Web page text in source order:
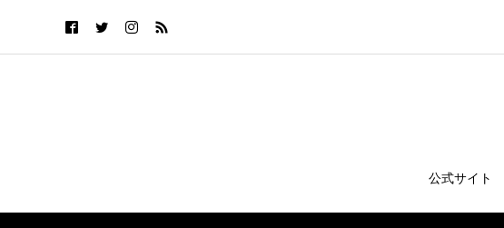
公式サイト